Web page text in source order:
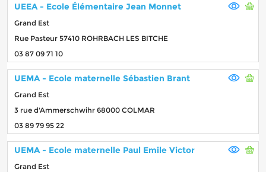
UEEA - Ecole Élémentaire Jean Monnet
Grand Est
Rue Pasteur 57410 ROHRBACH LES BITCHE
03 87 09 71 10
UEMA - Ecole maternelle Sébastien Brant
Grand Est
3 rue d'Ammerschwihr 68000 COLMAR
03 89 79 95 22
UEMA - Ecole maternelle Paul Emile Victor
Grand Est